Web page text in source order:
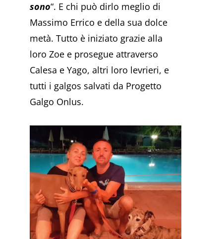
sono“. E chi può dirlo meglio di
Massimo Errico e della sua dolce
metà. Tutto è iniziato grazie alla
loro Zoe e prosegue attraverso
Calesa e Yago, altri loro levrieri, e
tutti i galgos salvati da Progetto
Galgo Onlus.